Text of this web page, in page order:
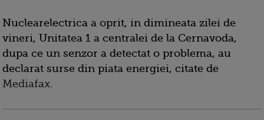
Nuclearelectrica a oprit, in dimineata zilei de
vineri, Unitatea 1 a centralei de la Cernavoda,
dupa ce un senzor a detectat o problema, au
declarat surse din piata energiei, citate de
Mediafax.